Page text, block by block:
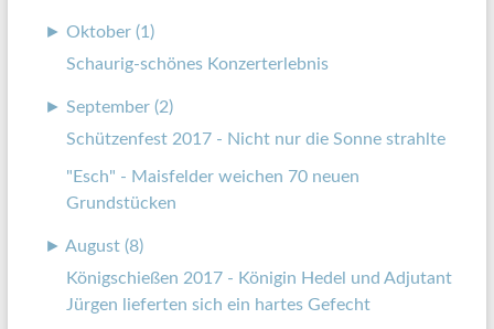
► Oktober (1)
Schaurig-schönes Konzerterlebnis
► September (2)
Schützenfest 2017 - Nicht nur die Sonne strahlte
"Esch" - Maisfelder weichen 70 neuen
Grundstücken
► August (8)
Königschießen 2017 - Königin Hedel und Adjutant
Jürgen lieferten sich ein hartes Gefecht